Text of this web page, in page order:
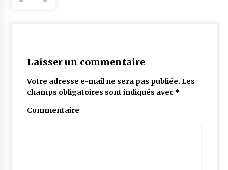
Laisser un commentaire
Votre adresse e-mail ne sera pas publiée. Les
champs obligatoires sont indiqués avec *
Commentaire